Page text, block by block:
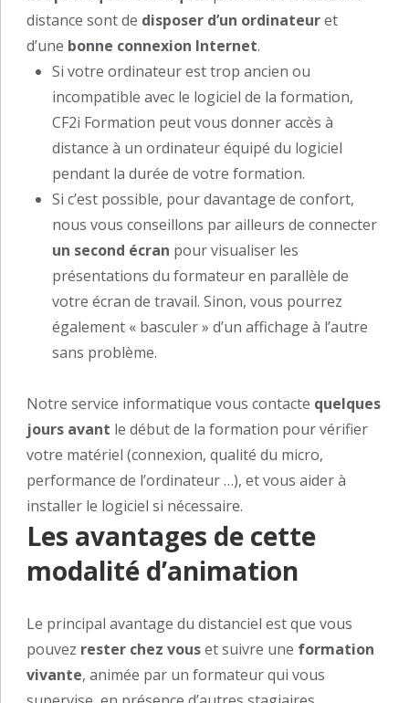
distance sont de disposer d’un ordinateuret
d’une bonne connexion Internet.
Si votre ordinateur est trop ancien ou
incompatible avec le logiciel de la formation,
CF2i Formation peut vous donner accès à
distance à un ordinateur équipé du logiciel
pendant la durée de votre formation.
Si c’est possible, pour davantage de confort,
nous vous conseillons par ailleurs de connecter
un second écran pour visualiser les
présentations du formateur en parallèle de
votre écran de travail. Sinon, vous pourrez
également « basculer » d’un affichage à l’autre
sans problème.
Notre service informatique vous contacte quelques
jours avant le début de la formation pour vérifier
votre matériel (connexion, qualité du micro,
performance de l’ordinateur …), et vous aider à
installer le logiciel si nécessaire.
Les avantages de cette
modalité d’animation
Le principal avantage du distanciel est que vous
pouvez rester chez vouset suivre une formation
vivante, animée par un formateur qui vous